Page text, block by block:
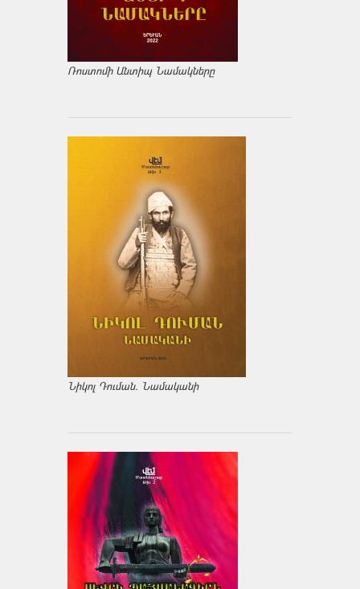
Ռոստոմի Անտիպ Նամակները
Նիկոլ Դուման. Նամականի